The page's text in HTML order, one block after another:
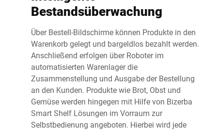
Bestandsüberwachung
Über Bestell-Bildschirme können Produkte in den
Warenkorb gelegt und bargeldlos bezahlt werden.
Anschließend erfolgen über Roboter im
automatisierten Warenlager die
Zusammenstellung und Ausgabe der Bestellung
an den Kunden. Produkte wie Brot, Obst und
Gemüse werden hingegen mit Hilfe von Bizerba
Smart Shelf Lösungen im Vorraum zur
Selbstbedienung angeboten. Hierbei wird jede